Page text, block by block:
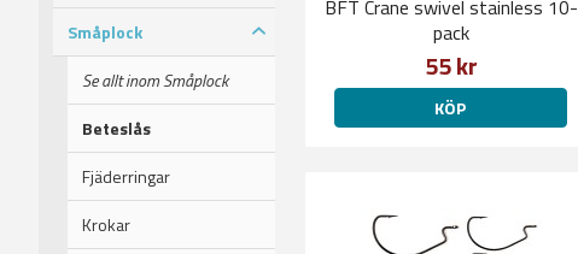
Småplock
Se allt inom Småplock
Beteslås
Fjäderringar
Krokar
BFT Crane swivel stainless 10-
pack
55 kr
KÖP